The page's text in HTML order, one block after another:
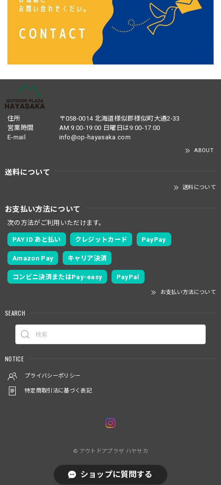
住所
〒058-0014 北海道様似郡様似町大通2-33
営業時間
AM:9:00-19:00 日曜日は9:00-17:00
E-mail
info@op-hayasaka.com
ABOUT
送料について
送料について
お支払い方法について
次の方法がご利用いただけます。
PAY ID あと払い クレジットカード PayPay
Amazon Pay キャリア決済
コンビニ決済またはPay-easy PayPal
お支払い方法について
SEARCH
NOTICE
プライバシーポリシー
特定商取引法に基づく表記
© アウトドアプラザ ハヤサカ
ショップに質問する